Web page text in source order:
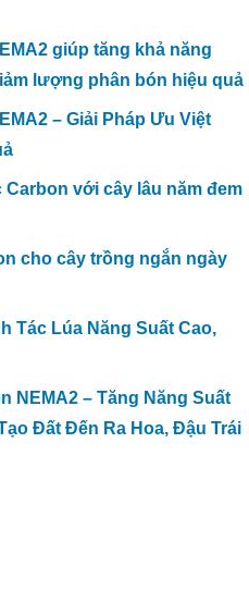
HỮU CƠ XỬ
TRONG CHĂN
giúp tăng khả năng
lượng phân bón hiệu quả
– Giải Pháp Ưu Việt
với cây lâu năm đem
cho cây trồng ngắn ngày
Tác Lúa Năng Suất Cao,
NEMA2 – Tăng Năng Suất
Đất Đến Ra Hoa, Đậu Trái